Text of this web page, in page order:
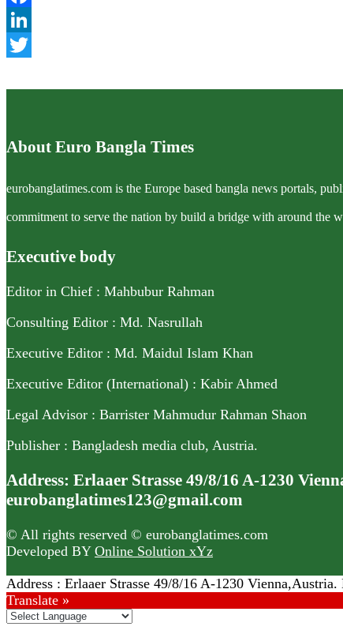
Facebook
LinkedIn
About Euro Bangla Times
eurobanglatimes.com is the Europe based bangla news portals,
commitment to serve the nation by build a bridge with around the
Executive body
Editor in Chief : Mahbubur Rahman
Consulting Editor : Md. Nasrullah
Executive Editor : Md. Maidul Islam Khan
Executive Editor (International) : Kabir Ahmed
Legal Advisor : Barrister Mahmudur Rahman Shaon
Publisher : Bangladesh media club, Austria.
Address: Erlaaer Strasse 49/8/16 A-1230
eurobanglatimes123@gmail.com
© All rights reserved © eurobanglatimes.com
Developed BY Online Solution xYz
Address : Erlaaer Strasse 49/8/16 A-1230
Translate »